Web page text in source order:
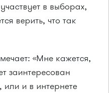
в выборах,
верить, что так
«Мне кажется,
заинтересован
и в интернете